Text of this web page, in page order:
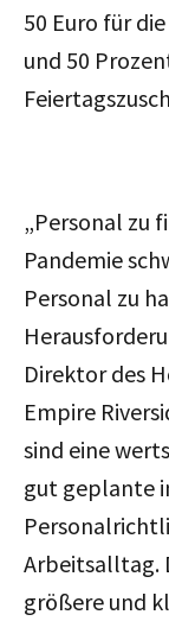
50 Euro für
und 50
„Personal zu
Pandemie
Personal zu
Direktor des
Empire
sind eine
gut geplante
Arbeitsalltag.
größere und